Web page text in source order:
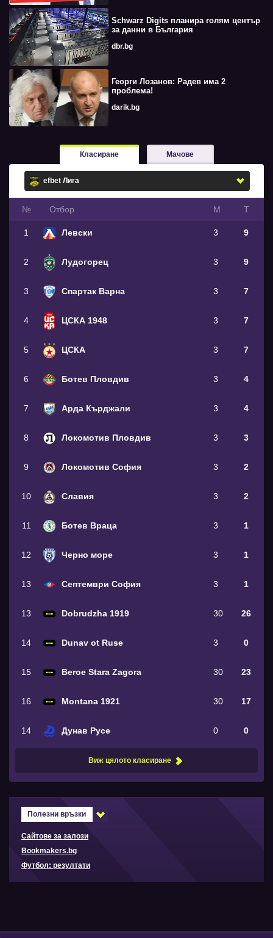
Schwarz Digits планира голям център
за данни в България
dbr.bg
Георги Лозанов: Радев има 2
проблема!
darik.bg
Класиране Мачове
№ Oтбор М Т
1 Левски 3 9
2 Лудогорец 3 9
3 Спартак Варна 3 7
4 ЦСКА 1948 3 7
5 ЦСКА 3 7
6 Ботев Пловдив 3 4
7 Арда Кърджали 3 4
8 Локомотив Пловдив 3 3
9 Локомотив София 3 2
10 Славия 3 2
11 Ботев Враца 3 1
12 Черно море 3 1
13 Септември София 3 1
13 Dobrudzha 1919 30 26
14 Dunav ot Ruse 3 0
15 Beroe Stara Zagora 30 23
16 Montana 1921 30 17
14 Дунав Русе 0 0
Виж цялото класиране
Полезни връзки
Сайтове за залози
Bookmakers.bg
Футбол: резултати